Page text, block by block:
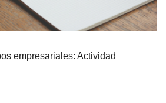
empresariales: Actividad